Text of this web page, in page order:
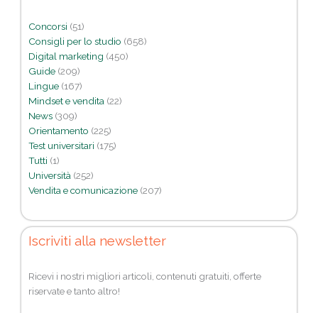
Concorsi (51)
Consigli per lo studio (658)
Digital marketing (450)
Guide (209)
Lingue (167)
Mindset e vendita (22)
News (309)
Orientamento (225)
Test universitari (175)
Tutti (1)
Università (252)
Vendita e comunicazione (207)
Iscriviti alla newsletter
Ricevi i nostri migliori articoli, contenuti gratuiti, offerte
riservate e tanto altro!